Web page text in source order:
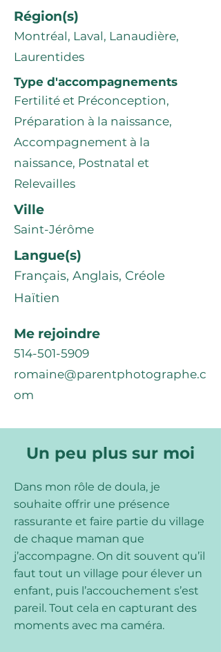
Région(s)
Montréal, Laval, Lanaudière,
Laurentides
Type d'accompagnements
Fertilité et Préconception,
Préparation à la naissance,
Accompagnement à la
naissance, Postnatal et
Relevailles
Ville
Saint-Jérôme
Langue(s)
Français, Anglais, Créole
Haïtien
Me rejoindre
514-501-5909
romaine@parentphotographe.c
om
Un peu plus sur moi
Dans mon rôle de doula, je
souhaite offrir une présence
rassurante et faire partie du village
de chaque maman que
j’accompagne. On dit souvent qu’il
faut tout un village pour élever un
enfant, puis l’accouchement s’est
pareil. Tout cela en capturant des
moments avec ma caméra.